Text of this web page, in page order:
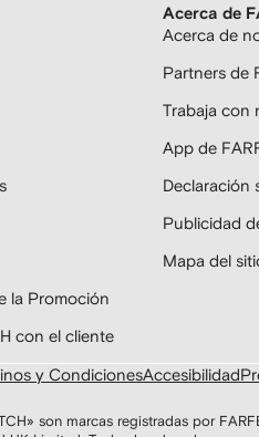
la Promoción
con el cliente
Acerca de
Acerca de
Partners de
Trabaja con
App de
Declaración
Publicidad
Mapa del
y CondicionesAccesibilidad
son marcas registradas por